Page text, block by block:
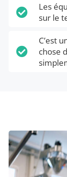

Les
sur le

C’est
chose